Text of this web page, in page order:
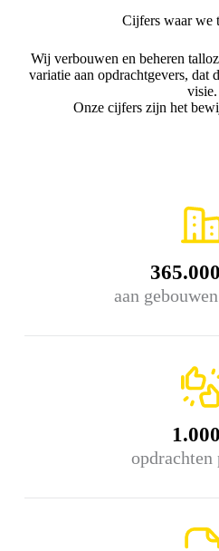
Cijfers waar we
Wij verbouwen en beheren
variatie aan opdrachtgevers, dat
visie.
Onze cijfers zijn het
aan
opdrachten